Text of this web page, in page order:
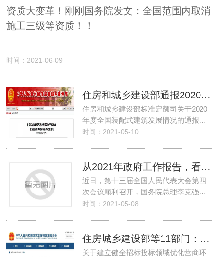
资质大变革！刚刚国务院发文：全国范围内取消
施工三级等资质！！
时间：2021-06-09
住房和城乡建设部通报2020年度装配式建筑发展情况
住房和城乡建设部标准定额司关于2020
年度全国装配式建筑发展情况的通报…
时间：2021-05-10
从2021年政府工作报告，看工程建设行业走势
近日，第十三届全国人民代表大会第四
次会议顺利召开，国务院总理李克强…
时间：2021-05-08
住房城乡建设部等11部门：招投标领域全面推行“双随机一公开”监管模式
关于建立健全招标投标领域优化营商环